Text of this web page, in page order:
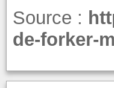
Source :
de-forker-